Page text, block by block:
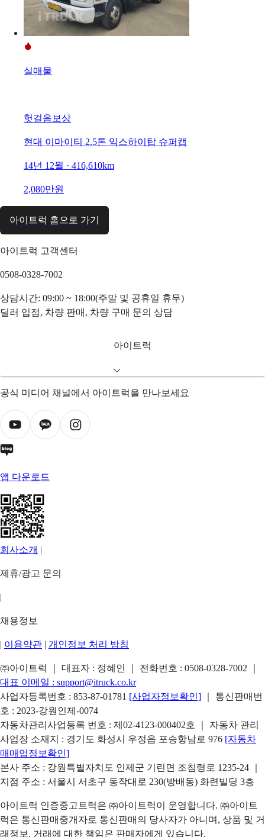
실매물
헛걸음보상
현대 이마이티 2.5톤 익스하이탑 슈퍼캡
14년 12월 · 416,610km
2,080만원
아이트럭 홈으로 가기
아이트럭 고객센터
0508-0328-7002
상담시간: 09:00 ~ 18:00(주말 및 공휴일 휴무)
딜러 입점, 차량 판매, 차량 구매 문의 상담
아이트럭
공식 미디어 채널에서 아이트럭을 만나보세요
앱 다운로드
회사소개 |
제휴/광고 문의
|
채용정보
| 이용약관 | 개인정보 처리 방침
㈜아이트럭 ｜ 대표자 : 정혜인 ｜ 전화번호 : 0508-0328-7002
대표 이메일 : support@itruck.co.kr
사업자등록번호 : 853-87-01781 [사업자정보확인]
｜ 통신판매번
호 : 2023-강원인제-0074
자동차관리사업등록 번호 : 제02-4123-000402호 ｜ 자동차 관리
사업장 소재지 : 경기도 화성시 우정읍 포승항남로 976 [자동차
매매업정보확인]
본사 주소 : 강원특별자치도 인제군 기린면 조침령로 1235-24 ｜
지점 주소 : 서울시 서초구 동작대로 230(방배동) 화련빌딩 3층
아이트럭 인증중고트럭은 ㈜아이트럭이 운영합니다. ㈜아이트
럭은 통신판매중개자로 통신판매의 당사자가 아니며, 상품 및 거
래정보, 거래에 대한 책임은 판매자에게 있습니다.